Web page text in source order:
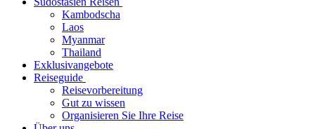
Kambodscha
Laos
Myanmar
Thailand
Exklusivangebote
Reiseguide
Reisevorbereitung
Gut zu wissen
Organisieren Sie Ihre Reise